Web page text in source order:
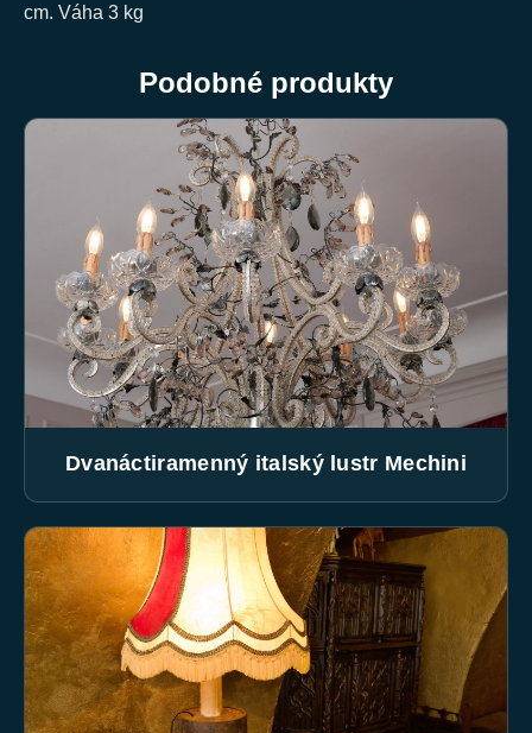
cm. Váha 3 kg
Podobné produkty
Dvanáctiramenný italský lustr Mechini